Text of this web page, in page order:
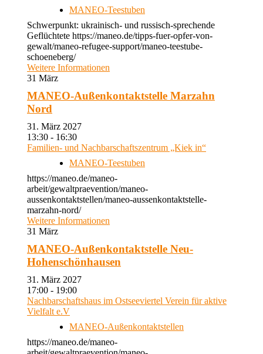
MANEO-Teestuben
Schwerpunkt: ukrainisch- und russisch-sprechende
Geflüchtete https://maneo.de/tipps-fuer-opfer-von-
gewalt/maneo-refugee-support/maneo-teestube-
schoeneberg/
Weitere Informationen
31 März
MANEO-Außenkontaktstelle Marzahn
Nord
31. März 2027
13:30 - 16:30
Familien- und Nachbarschaftszentrum „Kiek in“
MANEO-Teestuben
https://maneo.de/maneo-
arbeit/gewaltpraevention/maneo-
aussenkontaktstellen/maneo-aussenkontaktstelle-
marzahn-nord/
Weitere Informationen
31 März
MANEO-Außenkontaktstelle Neu-
Hohenschönhausen
31. März 2027
17:00 - 19:00
Nachbarschaftshaus im Ostseeviertel Verein für aktive
Vielfalt e.V
MANEO-Außenkontaktstellen
https://maneo.de/maneo-